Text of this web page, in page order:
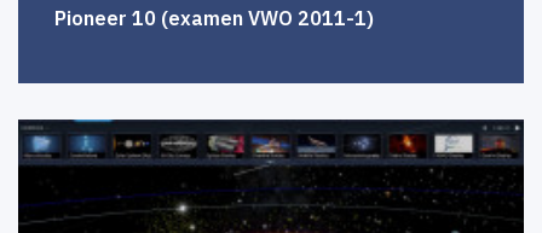
Pioneer 10 (examen VWO 2011-1)